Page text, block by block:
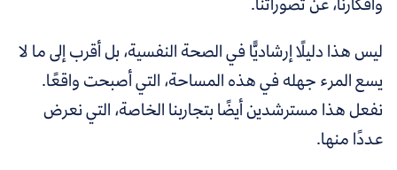
ليس هذا دليلًا إرشاديًّا في الصحة النفسية، بل أقرب إلى ما لا
يسع المرء جهله في هذه المساحة، التي أصبحت واقعًا.
نفعل هذا مسترشدين أيضًا بتجاربنا الخاصة، التي نعرض
عددًا منها.